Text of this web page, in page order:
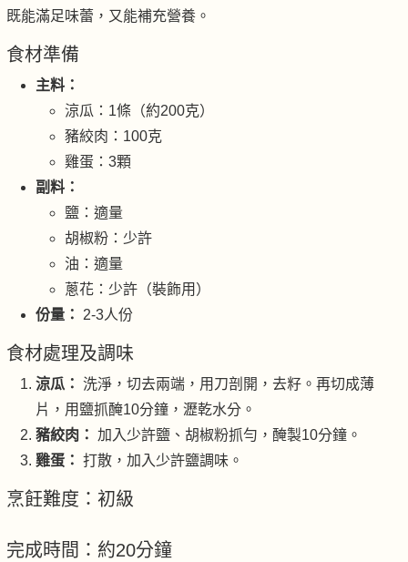
既能滿足味蕾，又能補充營養。
食材準備
主料：
涼瓜：1條（約200克）
豬絞肉：100克
雞蛋：3顆
副料：
鹽：適量
胡椒粉：少許
油：適量
蔥花：少許（裝飾用）
份量： 2-3人份
食材處理及調味
涼瓜： 洗淨，切去兩端，用刀剖開，去籽。再切成薄
片，用鹽抓醃10分鐘，瀝乾水分。
豬絞肉： 加入少許鹽、胡椒粉抓勻，醃製10分鐘。
雞蛋： 打散，加入少許鹽調味。
烹飪難度：初級
完成時間：約20分鐘